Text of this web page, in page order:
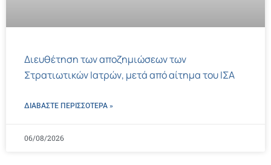
Διευθέτηση των αποζημιώσεων των
Στρατιωτικών Ιατρών, μετά από αίτημα του ΙΣΑ
ΔΙΑΒΑΣΤΕ ΠΕΡΙΣΣΌΤΕΡΑ »
06/08/2026